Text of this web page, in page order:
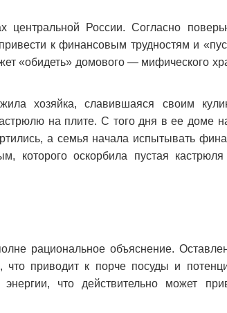
центральной России. Согласно
к финансовым трудностям и
«обидеть» домового — мифического
хозяйка, славившаяся своим
на плите. С того дня в ее доме
а семья начала испытывать
которого оскорбила пустая
рациональное объяснение.
что приводит к порче посуды и
что действительно может